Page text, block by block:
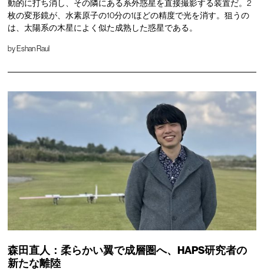
動的に打ち消し、その隣にある系外惑星を直接撮影する装置だ。2
枚の変形鏡が、水素原子の10分の1ほどの精度で光を消す。狙うの
は、太陽系の木星によく似た成熟した惑星である。
byEshan Raul
森田直人：柔らかい翼で成層圏へ、HAPS研究者の
新たな離陸